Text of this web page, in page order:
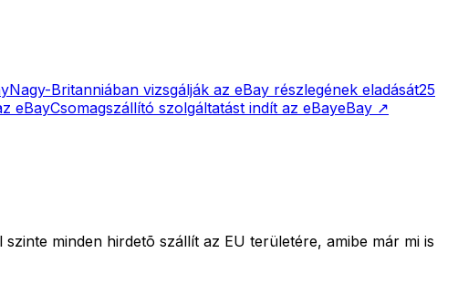
Nagy-Britanniában vizsgálják az eBay részlegének eladását25
eBayCsomagszállító szolgáltatást indít az eBayeBay ↗
minden hirdetõ szállít az EU területére, amibe már mi is